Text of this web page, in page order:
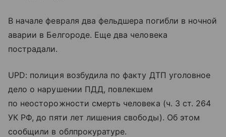
В начале февраля два фельдшера погибли в ночной
аварии в Белгороде. Еще два человека
пострадали.
UPD: полиция возбудила по факту ДТП уголовное
дело о нарушении ПДД, повлекшем
по неосторожности смерть человека (ч. 3 ст. 264
УК РФ, до пяти лет лишения свободы). Об этом
сообщили в облпрокуратуре.